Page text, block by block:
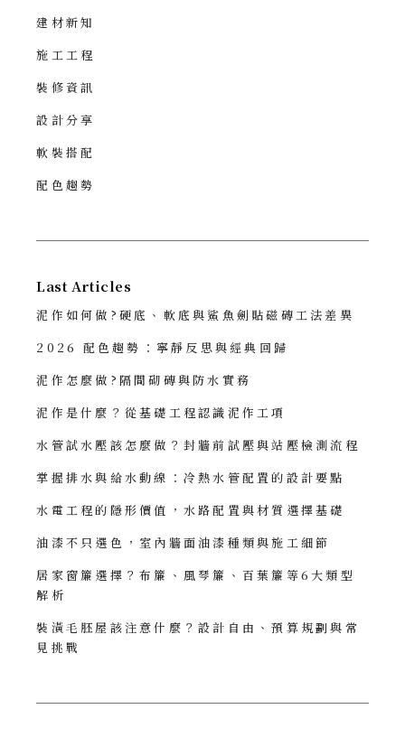
建材新知
施工工程
裝修資訊
設計分享
軟裝搭配
配色趨勢
Last Articles
泥作如何做?硬底、軟底與鯊魚劍貼磁磚工法差異
2026 配色趨勢：寧靜反思與經典回歸
泥作怎麼做?隔間砌磚與防水實務
泥作是什麼？從基礎工程認識泥作工項
水管試水壓該怎麼做？封牆前試壓與站壓檢測流程
掌握排水與給水動線：冷熱水管配置的設計要點
水電工程的隱形價值，水路配置與材質選擇基礎
油漆不只選色，室內牆面油漆種類與施工細節
居家窗簾選擇？布簾、風琴簾、百葉簾等6大類型
解析
裝潢毛胚屋該注意什麼？設計自由、預算規劃與常
見挑戰